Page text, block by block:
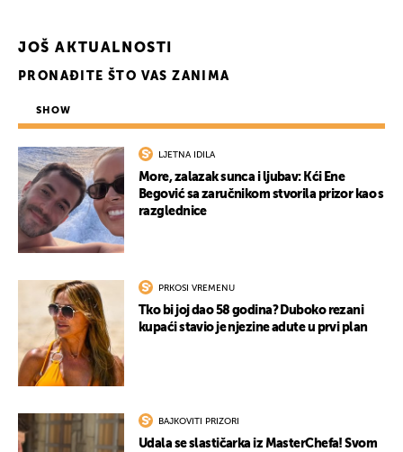
JOŠ AKTUALNOSTI
PRONAĐITE ŠTO VAS ZANIMA
SHOW
LJETNA IDILA
More, zalazak sunca i ljubav: Kći Ene
Begović sa zaručnikom stvorila prizor kao s
razglednice
PRKOSI VREMENU
Tko bi joj dao 58 godina? Duboko rezani
kupaći stavio je njezine adute u prvi plan
BAJKOVITI PRIZORI
Udala se slastičarka iz MasterChefa! Svom